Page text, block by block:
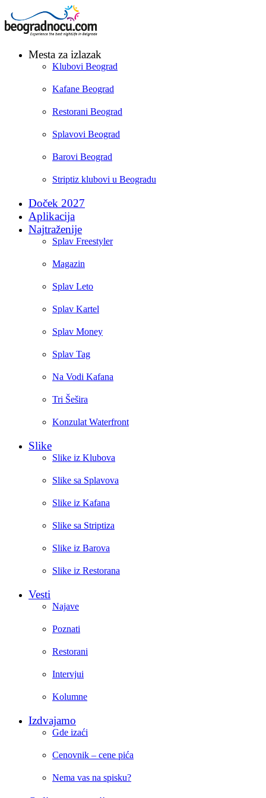
Mesta za izlazak
Klubovi Beograd
Kafane Beograd
Restorani Beograd
Splavovi Beograd
Barovi Beograd
Striptiz klubovi u Beogradu
Doček 2027
Aplikacija
Najtraženije
Splav Freestyler
Magazin
Splav Leto
Splav Kartel
Splav Money
Splav Tag
Na Vodi Kafana
Tri Šešira
Konzulat Waterfront
Slike
Slike iz Klubova
Slike sa Splavova
Slike iz Kafana
Slike sa Striptiza
Slike iz Barova
Slike iz Restorana
Vesti
Najave
Poznati
Restorani
Intervjui
Kolumne
Izdvajamo
Gde izaći
Cenovnik – cene pića
Nema vas na spisku?